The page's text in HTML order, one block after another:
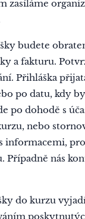
zasíláme
budete
a fakturu.
Přihláška
po datu, kdy
po dohodě s
nebo
informacemi,
Případně nás
do kurzu